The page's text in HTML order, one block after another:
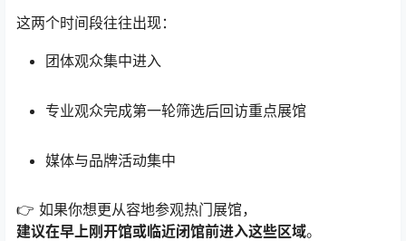
这两个时间段往往出现：
团体观众集中进入
专业观众完成第一轮筛选后回访重点展馆
媒体与品牌活动集中
👉 如果你想更从容地参观热门展馆，
建议在早上刚开馆或临近闭馆前进入这些区域。